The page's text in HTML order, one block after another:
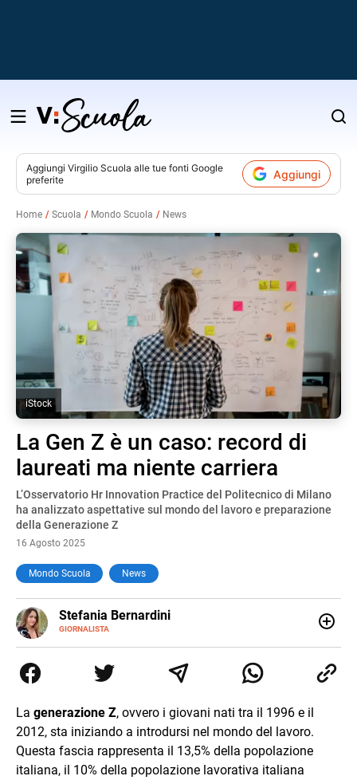
Salta
contenuto
Aggiungi Virgilio Scuola alle tue fonti Google
preferite
Aggiungi
Home Scuola Mondo Scuola News
iStock
La Gen Z è un caso: record di
laureati ma niente carriera
L’Osservatorio Hr Innovation Practice del Politecnico di Milano
ha analizzato aspettative sul mondo del lavoro e preparazione
della Generazione Z
16 Agosto 2025
Mondo Scuola News
Stefania Bernardini
GIORNALISTA
E-
MAIL
Tv di cronaca, politica, scuola, economia e spettacolo. Ha
esperienze nella redazione di testate giornalistiche online
La generazione Z, ovvero i giovani nati tra il 1996 e il
2012, sta iniziando a introdursi nel mondo del lavoro.
Questa fascia rappresenta il 13,5% della popolazione
italiana, il 10% della popolazione lavorativa italiana